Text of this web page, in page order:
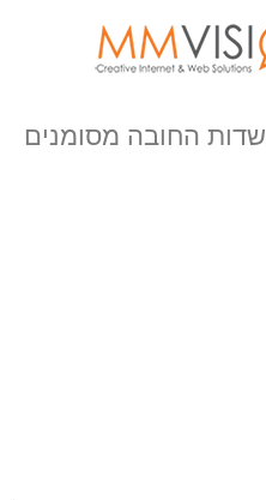
שדות החובה מסומנים